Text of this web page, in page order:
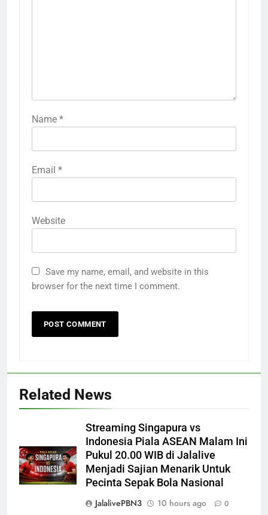
Name *
Email *
Website
Save my name, email, and website in this
browser for the next time I comment.
Related News
Streaming Singapura vs
Indonesia Piala ASEAN Malam Ini
Pukul 20.00 WIB di Jalalive
Menjadi Sajian Menarik Untuk
Pecinta Sepak Bola Nasional
JalalivePBN3
10 hours ago 0